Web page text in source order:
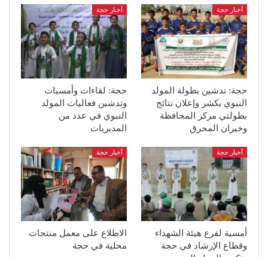
أخبار حجة
حجة: تدشين بطولة المولد
النبوي بكشر وإعلان نتائج
بطولتي مركز المحافظة
وخيران المحرق
أخبار حجة
حجة: لقاءات وأمسيات
وتدشين فعاليات المولد
النبوي في عدد من
المديريات
أخبار حجة
أمسية لفرع هيئة الشهداء
وقطاع الإرشاد في حجة
أخبار حجة
الاطلاع على معمل منتجات
محلية في حجة